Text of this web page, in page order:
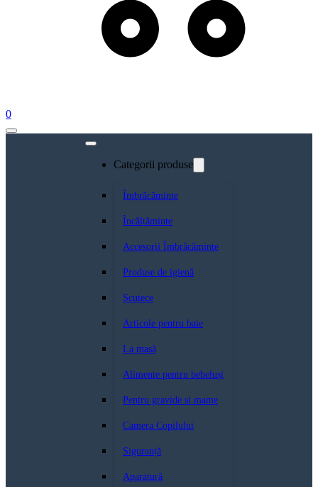
0
Categorii produse
Îmbrăcăminte
Încălțăminte
Accesorii Îmbrăcăminte
Produse de igienă
Scutece
Articole pentru baie
La masă
Alimente pentru bebeluși
Pentru gravide si mame
Camera Copilului
Siguranță
Aparatură